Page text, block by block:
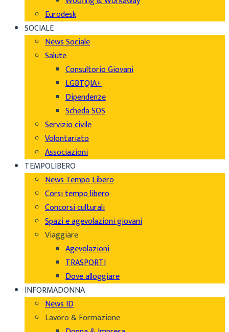
Eurodesk
SOCIALE
News Sociale
Salute
Consultorio Giovani
LGBTQIA+
Dipendenze
Scheda SOS
Servizio civile
Volontariato
Associazioni
TEMPOLIBERO
News Tempo Libero
Corsi tempo libero
Concorsi culturali
Spazi e agevolazioni giovani
Viaggiare
Agevolazioni
TRASPORTI
Dove alloggiare
INFORMADONNA
News ID
Lavoro & Formazione